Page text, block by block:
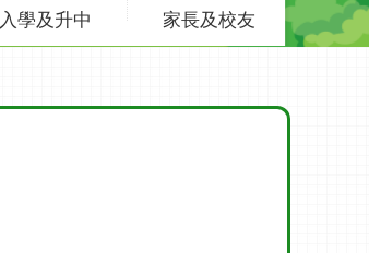
入學及升中 家長及校友